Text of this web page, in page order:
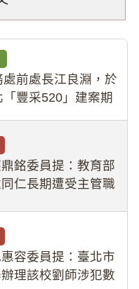
前處長江良淵，於
豐采520」建案期
並長期收受建商餽
全，圖利默許建商
銘委員提：教育部
仁長期遭受主管職
職業安全衛生法」
容委員提：臺北市
理該校劉師涉犯數